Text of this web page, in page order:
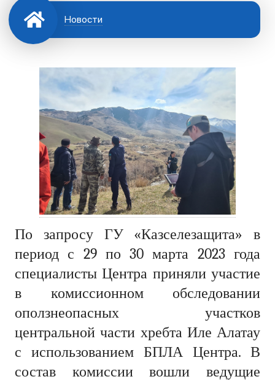
Новости
По запросу ГУ «Казселезащита» в
период с 29 по 30 марта 2023 года
специалисты Центра приняли участие
в комиссионном обследовании
оползнеопасных участков
центральной части хребта Иле Алатау
с использованием БПЛА Центра. В
состав комиссии вошли ведущие